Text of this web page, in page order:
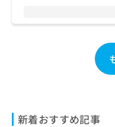
新着おすすめ記事
ら